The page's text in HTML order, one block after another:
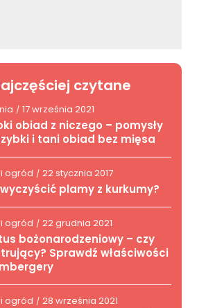
czytane
/ 17 września 2021
obiad z niczego – pomysły
i tani obiad bez mięsa
ogród / 22 stycznia 2017
plamy z kurkumy?
ogród / 22 grudnia 2021
bożonarodzeniowy – czy
Sprawdź właściwości
ogród / 28 września 2021